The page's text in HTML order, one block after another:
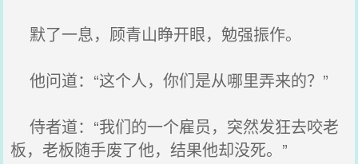
默了一息，顾青山睁开眼，勉强振作。
他问道：“这个人，你们是从哪里弄来的？”
侍者道：“我们的一个雇员，突然发狂去咬老
板，老板随手废了他，结果他却没死。”